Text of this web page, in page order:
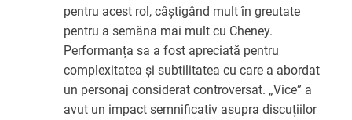
pentru acest rol, câștigând mult în greutate
pentru a semăna mai mult cu Cheney.
Performanța sa a fost apreciată pentru
complexitatea și subtilitatea cu care a abordat
un personaj considerat controversat. „Vice” a
avut un impact semnificativ asupra discuțiilor